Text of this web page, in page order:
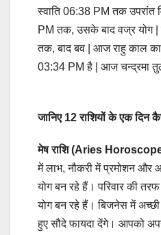
स्वाति 06:38 PM तक उपरांत
PM तक, उसके बाद वज्र योग |
तक, बाद बव | आज राहु काल
03:34 PM है | आज चन्द्रमा
जानिए 12 राशियों के एक दिन
मेष राशि (Aries
में लाभ, नौकरी में प्रमोशन और
योग बन रहे हैं। परिवार की
योग बन रहे हैं। बिजनेस में
हुए सौदे फायदा देंगे। आपको